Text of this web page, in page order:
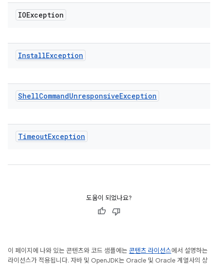
IOException
InstallException
ShellCommandUnresponsiveException
TimeoutException
도움이 되었나요?
이 페이지에 나와 있는 콘텐츠와 코드 샘플에는 콘텐츠 라이선스에서 설명하는
라이선스가 적용됩니다. 자바 및 OpenJDK는 Oracle 및 Oracle 계열사의 상